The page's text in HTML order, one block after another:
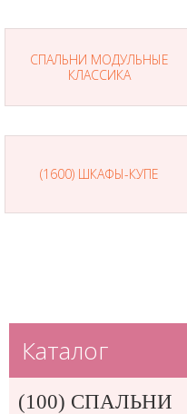
СПАЛЬНИ МОДУЛЬНЫЕ
КЛАССИКА
(1600) ШКАФЫ-КУПЕ
Каталог
(100) СПАЛЬНИ